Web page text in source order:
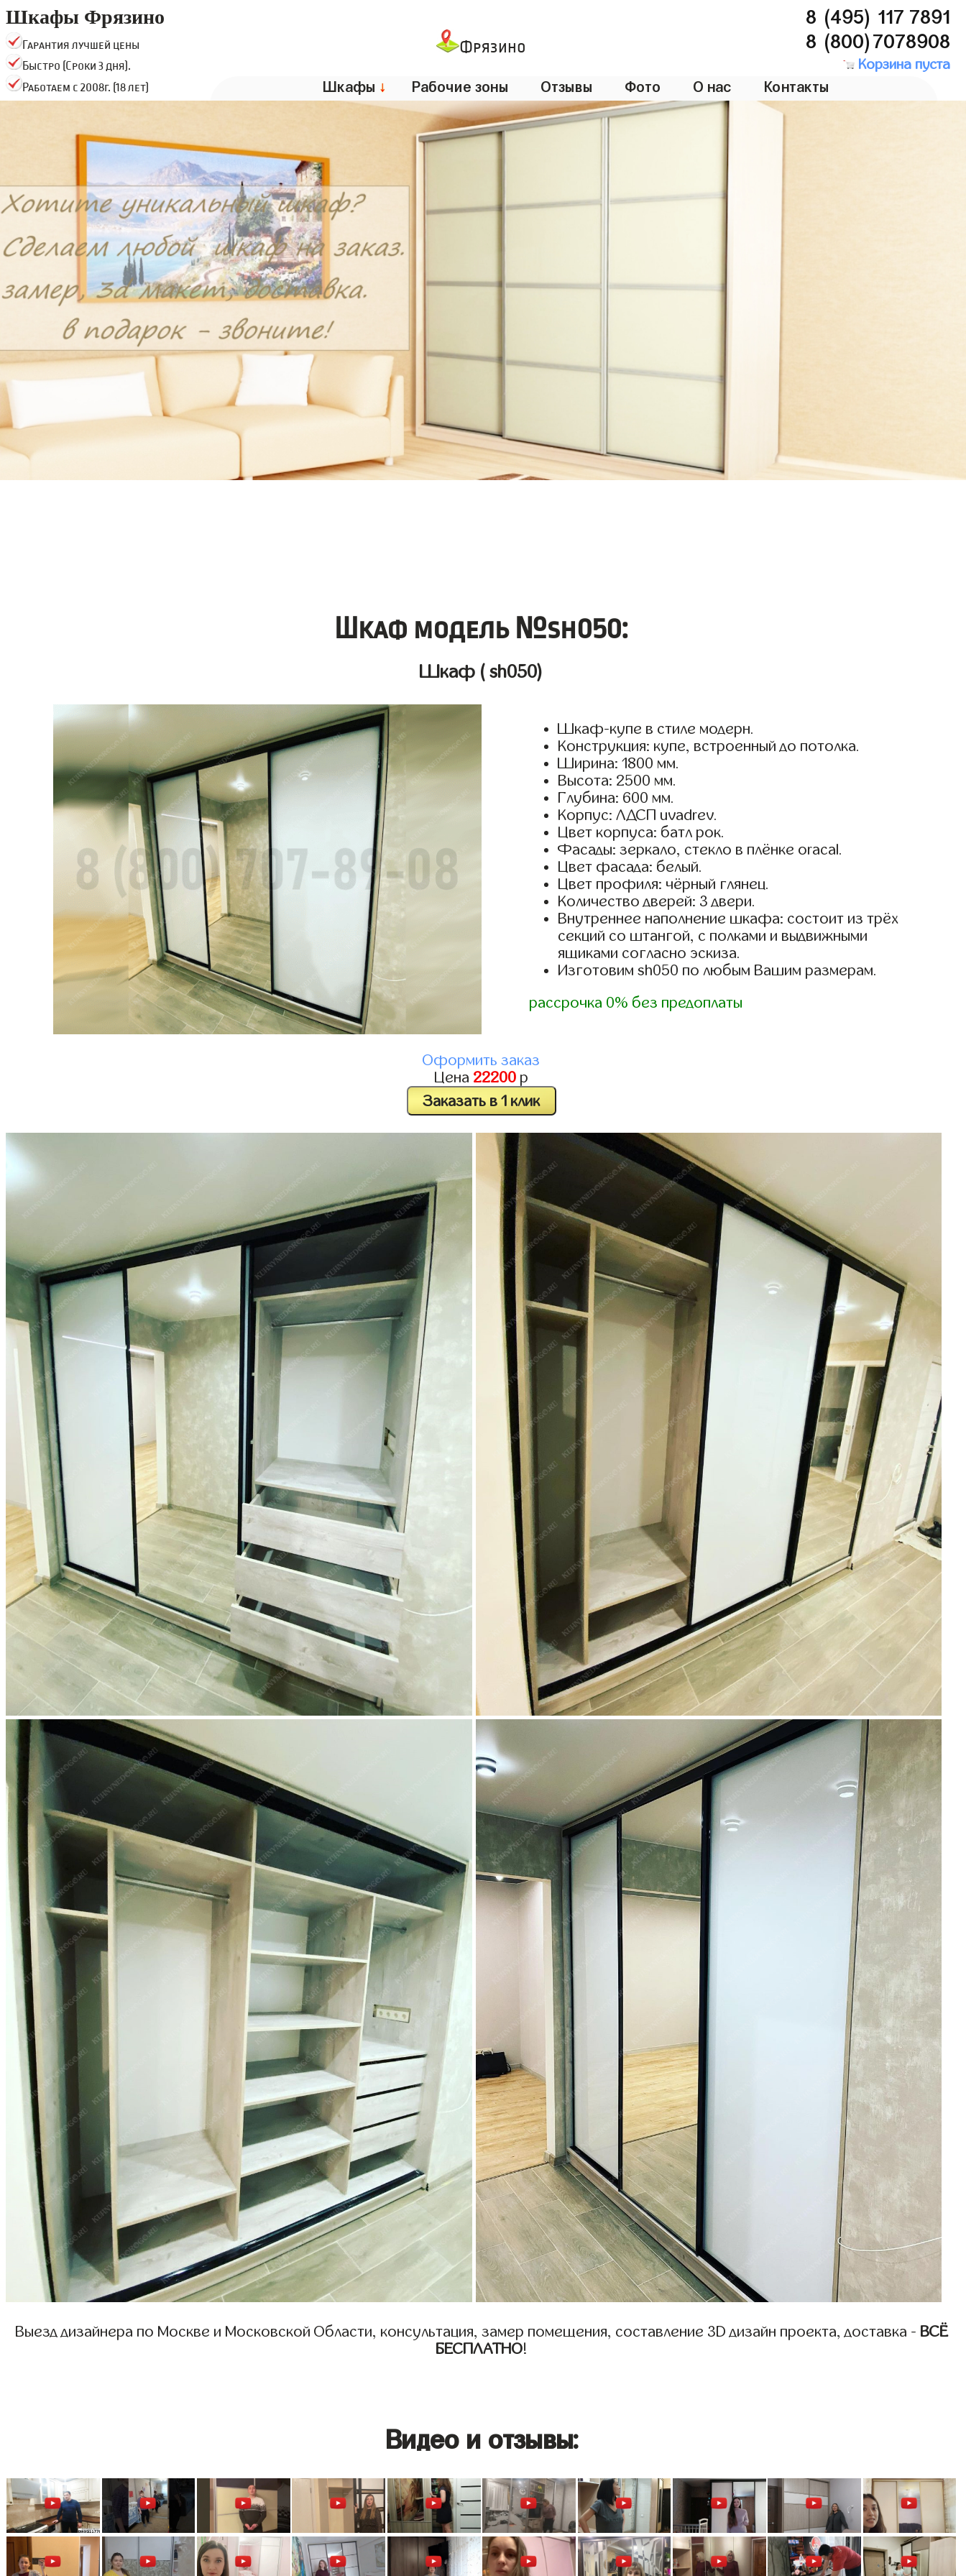
Шкафы Фрязино
Гарантия лучшей цены
Быстро (Сроки 3 дня).
Работаем с 2008г. (18 лет)
Фрязино
8 (495) 117 7891
8 (800)7078908
Корзина пуста
Шкафы ↓ Рабочие зоны Отзывы Фото О нас Контакты
Шкаф модель №sh050:
Шкаф ( sh050)
Шкаф-купе в стиле модерн.
Конструкция: купе, встроенный до потолка.
Ширина: 1800 мм.
Высота: 2500 мм.
Глубина: 600 мм.
Корпус: ЛДСП uvadrev.
Цвет корпуса: батл рок.
Фасады: зеркало, стекло в плёнке oracal.
Цвет фасада: белый.
Цвет профиля: чёрный глянец.
Количество дверей: 3 двери.
Внутреннее наполнение шкафа: состоит из трёх
секций со штангой, с полками и выдвижными
ящиками согласно эскиза.
Изготовим sh050 по любым Вашим размерам.
рассрочка 0% без предоплаты
Оформить заказ
Цена 22200 р
Заказать в 1 клик
Выезд дизайнера по Москве и Московской Области, консультация, замер помещения, составление 3D дизайн проекта, доставка - ВСЁ
БЕСПЛАТНО!
Видео и отзывы: